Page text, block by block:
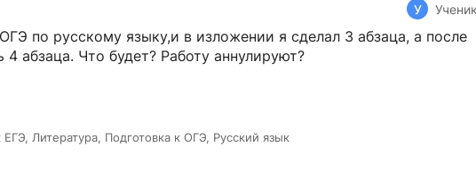
У Ученик
по русскому языку,и в изложении я сделал 3 абзаца, а после
абзаца. Что будет? Работу аннулируют?
ЕГЭ, Литература, Подготовка к ОГЭ, Русский язык